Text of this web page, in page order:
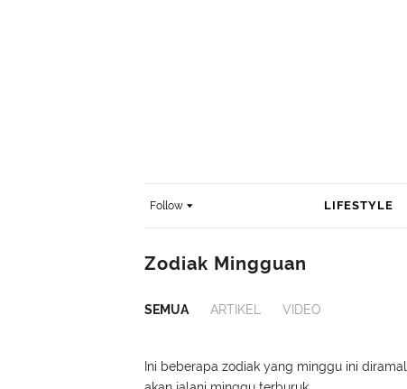
Follow LIFESTYLE
Zodiak Mingguan
SEMUA ARTIKEL VIDEO
Ini beberapa zodiak yang minggu ini diramal